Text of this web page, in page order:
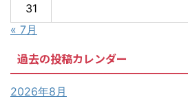
31
« 7月
過去の投稿カレンダー
2026年8月